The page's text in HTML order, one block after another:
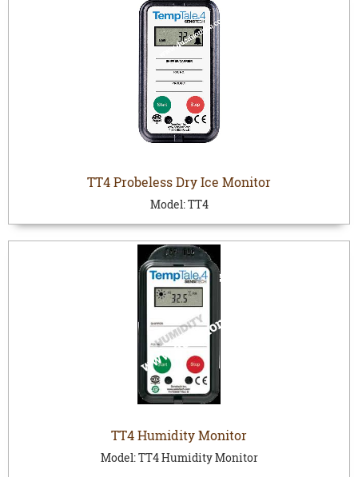
TT4 Probeless Dry Ice Monitor
Model:TT4
TT4 Humidity Monitor
Model:TT4 Humidity Monitor